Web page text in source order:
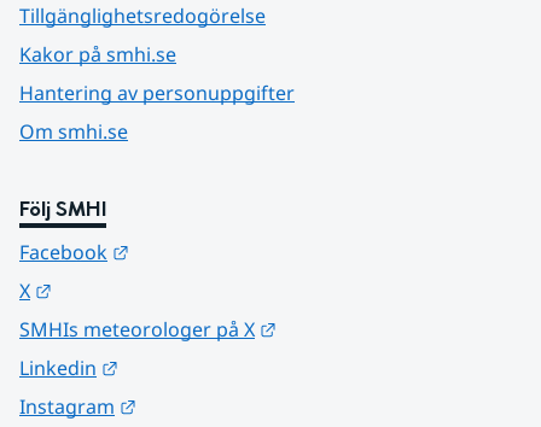
Tillgänglighetsredogörelse
Kakor på smhi.se
Hantering av personuppgifter
Om smhi.se
Följ SMHI
Facebook
X
SMHIs meteorologer på X
Linkedin
Instagram